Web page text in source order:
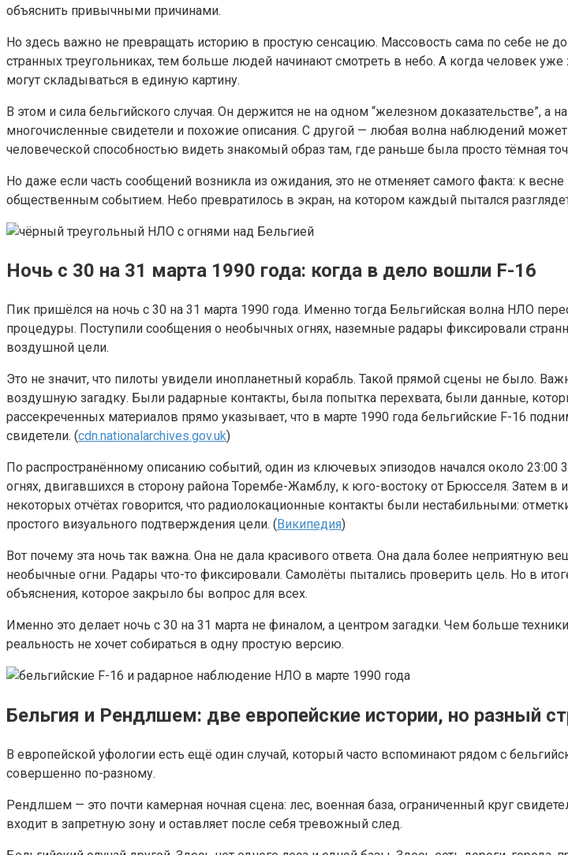
объяснить привычными причинами.
Но здесь важно не превращать историю в простую сенсацию. Массовость сама по себе не
странных треугольниках, тем больше людей начинают смотреть в небо. А когда человек
могут складываться в единую картину.
В этом и сила бельгийского случая. Он держится не на одном “железном доказательстве”,
многочисленные свидетели и похожие описания. С другой — любая волна наблюдений
человеческой способностью видеть знакомый образ там, где раньше была просто тёмная
Но даже если часть сообщений возникла из ожидания, это не отменяет самого факта: к
общественным событием. Небо превратилось в экран, на котором каждый пытался
Ночь с 30 на 31 марта 1990 года: когда в дело вошли F-16
Пик пришёлся на ночь с 30 на 31 марта 1990 года. Именно тогда Бельгийская волна НЛО
процедуры. Поступили сообщения о необычных огнях, наземные радары фиксировали
воздушной цели.
Это не значит, что пилоты увидели инопланетный корабль. Такой прямой сцены не было.
воздушную загадку. Были радарные контакты, была попытка перехвата, были данные,
рассекреченных материалов прямо указывает, что в марте 1990 года бельгийские F-16
свидетели. (cdn.nationalarchives.gov.uk)
По распространённому описанию событий, один из ключевых эпизодов начался около
огнях, двигавшихся в сторону района Торембе-Жамблу, к юго-востоку от Брюсселя. Затем
некоторых отчётах говорится, что радиолокационные контакты были нестабильными:
простого визуального подтверждения цели. ( Википедия)
Вот почему эта ночь так важна. Она не дала красивого ответа. Она дала более
необычные огни. Радары что-то фиксировали. Самолёты пытались проверить цель. Но в
объяснения, которое закрыло бы вопрос для всех.
Именно это делает ночь с 30 на 31 марта не финалом, а центром загадки. Чем больше
реальность не хочет собираться в одну простую версию.
Бельгия и Рендлшем: две европейские истории, но разный
В европейской уфологии есть ещё один случай, который часто вспоминают рядом с
совершенно по-разному.
Рендлшем — это почти камерная ночная сцена: лес, военная база, ограниченный круг
входит в запретную зону и оставляет после себя тревожный след.